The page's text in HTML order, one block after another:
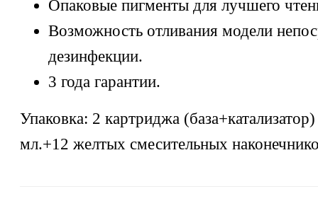
Опаковые пигменты для лучшего
Возможность отливания модели
дезинфекции.
3 года гарантии.
Упаковка: 2 картриджа
мл.+12 желтых смесительных